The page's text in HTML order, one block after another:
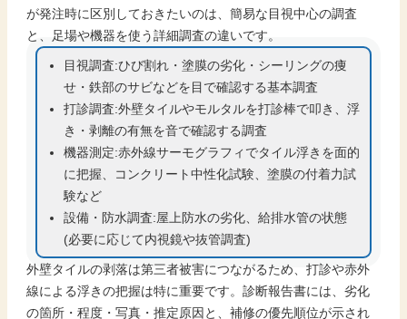
が発注時に区別しておきたいのは、簡易な目視中心の調査
と、足場や機器を使う詳細調査の違いです。
目視調査:ひび割れ・塗膜の劣化・シーリングの痩
せ・鉄部のサビなどを目で確認する基本調査
打診調査:外壁タイルやモルタルを打診棒で叩き、浮
き・剥離の有無を音で確認する調査
機器測定:赤外線サーモグラフィでタイル浮きを面的
に把握、コンクリート中性化試験、塗膜の付着力試
験など
設備・防水調査:屋上防水の劣化、給排水管の状態
(必要に応じて内視鏡や抜管調査)
外壁タイルの剥落は第三者被害につながるため、打診や赤外
線による浮きの把握は特に重要です。診断報告書には、劣化
の箇所・程度・写真・推定原因と、補修の優先順位が示され